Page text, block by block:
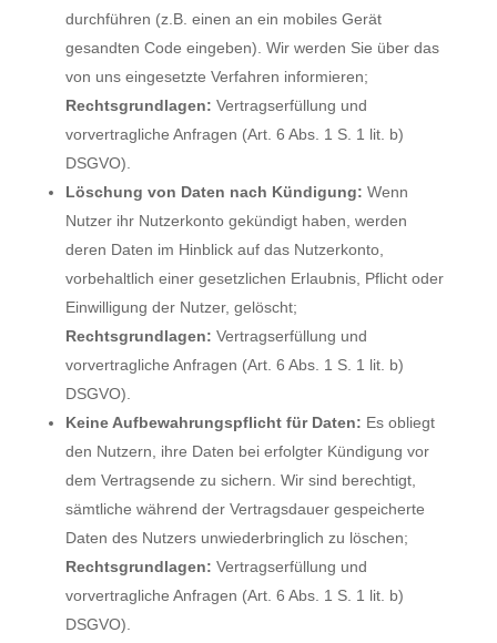
durchführen (z.B. einen an ein mobiles Gerät
gesandten Code eingeben). Wir werden Sie über das
von uns eingesetzte Verfahren informieren;
Rechtsgrundlagen: Vertragserfüllung und
vorvertragliche Anfragen (Art. 6 Abs. 1 S. 1 lit. b)
DSGVO).
Löschung von Daten nach Kündigung: Wenn
Nutzer ihr Nutzerkonto gekündigt haben, werden
deren Daten im Hinblick auf das Nutzerkonto,
vorbehaltlich einer gesetzlichen Erlaubnis, Pflicht oder
Einwilligung der Nutzer, gelöscht;
Rechtsgrundlagen: Vertragserfüllung und
vorvertragliche Anfragen (Art. 6 Abs. 1 S. 1 lit. b)
DSGVO).
Keine Aufbewahrungspflicht für Daten: Es obliegt
den Nutzern, ihre Daten bei erfolgter Kündigung vor
dem Vertragsende zu sichern. Wir sind berechtigt,
sämtliche während der Vertragsdauer gespeicherte
Daten des Nutzers unwiederbringlich zu löschen;
Rechtsgrundlagen: Vertragserfüllung und
vorvertragliche Anfragen (Art. 6 Abs. 1 S. 1 lit. b)
DSGVO).